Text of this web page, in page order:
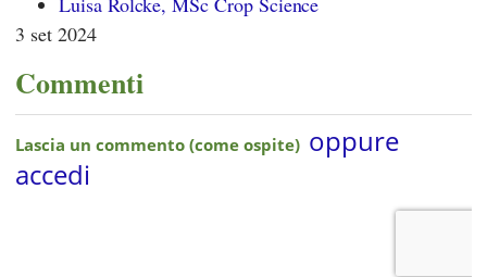
3 set 2024
Commenti